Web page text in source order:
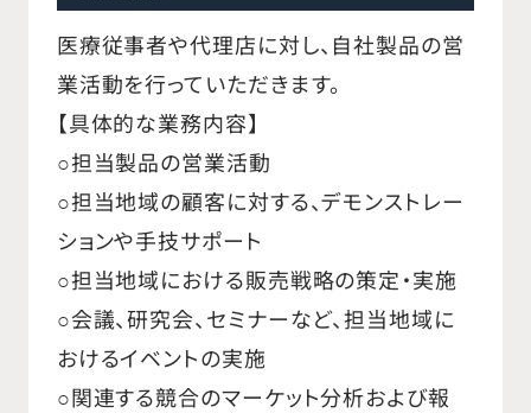
医療従事者や代理店に対し、自社製品の営
業活動を行っていただきます。
【具体的な業務内容】
○担当製品の営業活動
○担当地域の顧客に対する、デモンストレー
ションや手技サポート
○担当地域における販売戦略の策定・実施
○会議、研究会、セミナーなど、担当地域に
おけるイベントの実施
○関連する競合のマーケット分析および報